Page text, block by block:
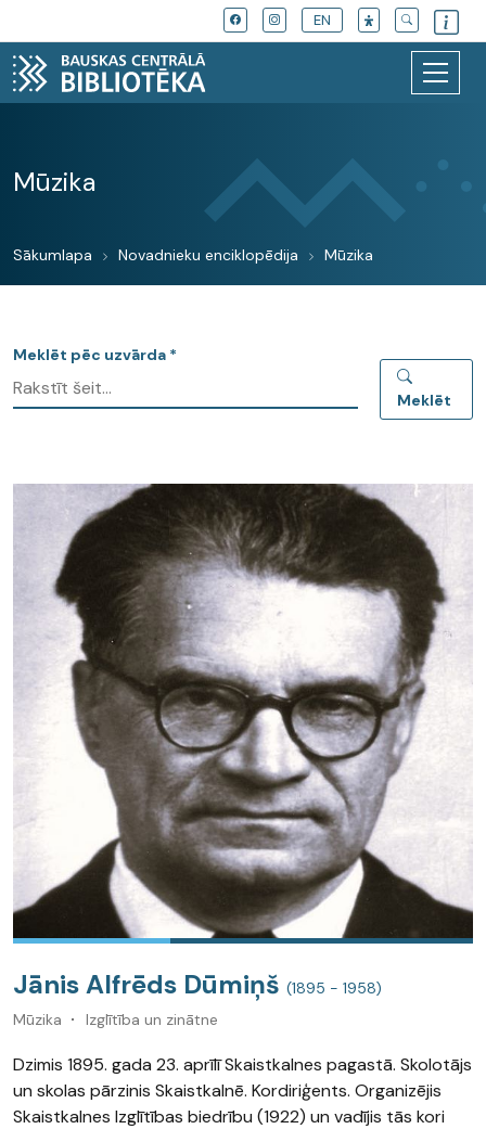
EN
Mūzika
Sākumlapa Novadnieku enciklopēdija Mūzika
Meklēt pēc uzvārda *
Meklēt
Jānis Alfrēds Dūmiņš (1895 - 1958)
Mūzika
Izglītība un zinātne
Dzimis 1895. gada 23. aprīlī Skaistkalnes pagastā. Skolotājs
un skolas pārzinis Skaistkalnē. Kordiriģents. Organizējis
Skaistkalnes Izglītības biedrību (1922) un vadījis tās kori